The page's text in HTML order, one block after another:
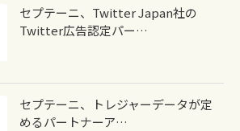
セプテーニ、Twitter Japan社の
Twitter広告認定パー…
セプテーニ、トレジャーデータが定
めるパートナーア…